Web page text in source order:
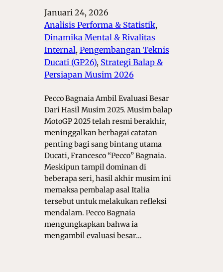
Januari 24, 2026
Analisis Performa & Statistik ,
Dinamika Mental & Rivalitas
Internal, Pengembangan Teknis
Ducati (GP26), Strategi Balap &
Persiapan Musim 2026
Pecco Bagnaia Ambil Evaluasi Besar
Dari Hasil Musim 2025. Musim balap
MotoGP 2025 telah resmi berakhir,
meninggalkan berbagai catatan
penting bagi sang bintang utama
Ducati, Francesco “Pecco” Bagnaia.
Meskipun tampil dominan di
beberapa seri, hasil akhir musim ini
memaksa pembalap asal Italia
tersebut untuk melakukan refleksi
mendalam. Pecco Bagnaia
mengungkapkan bahwa ia
mengambil evaluasi besar…